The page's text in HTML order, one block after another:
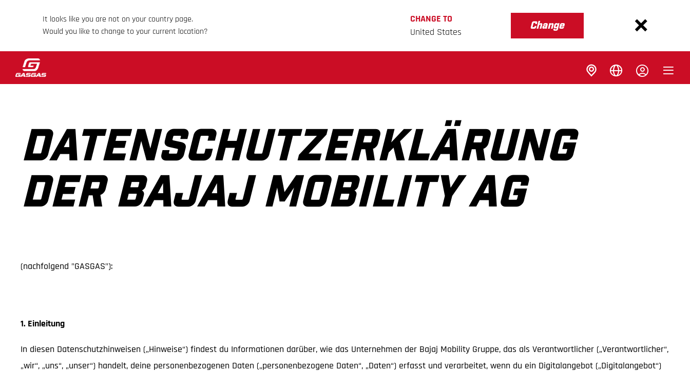
It looks like you are not on your country page.
Would you like to change to your current location?
CHANGE TO
United States
Change
DATENSCHUTZERKLÄRUNG
DER BAJAJ MOBILITY AG
(nachfolgend "GASGAS"):
1. Einleitung
In diesen Datenschutzhinweisen („Hinweise“) findest du Informationen darüber, wie das Unternehmen der Bajaj Mobility Gruppe, das als Verantwortlicher („Verantwortlicher“,
„wir“, „uns“, „unser“) handelt, deine personenbezogenen Daten („personenbezogene Daten“, „Daten“) erfasst und verarbeitet, wenn du ein Digitalangebot („Digitalangebot“)